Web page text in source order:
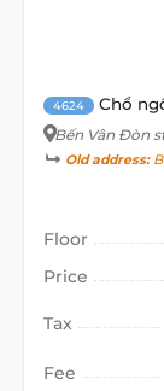
4624 Chổ
Bến Vân Đòn
Old address:
Floor
Price
Tax
Fee